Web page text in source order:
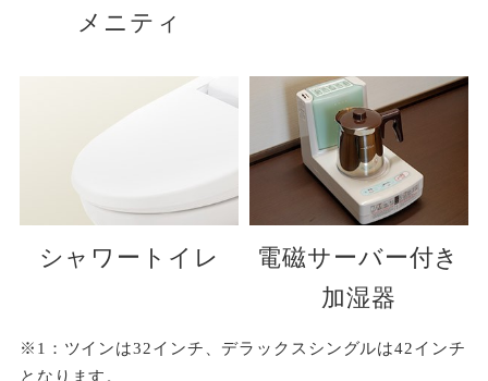
メニティ
シャワートイレ
電磁サーバー付き
加湿器
※1：ツインは32インチ、デラックスシングルは42インチ
となります。